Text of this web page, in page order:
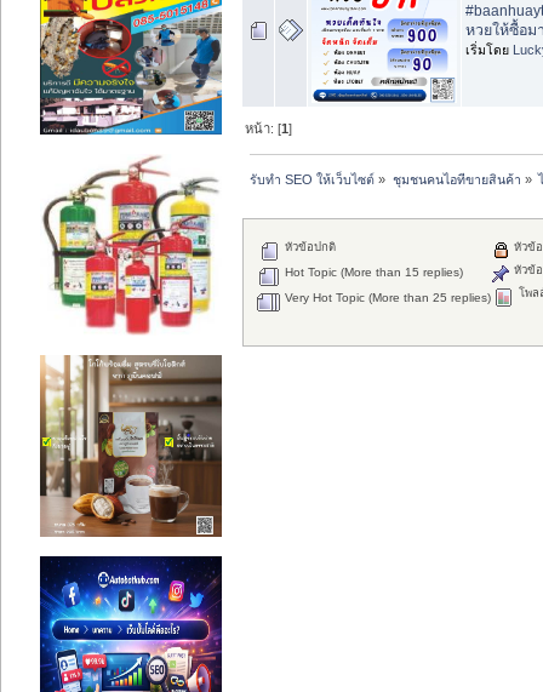
หวยให้ซื้อ
เริ่มโดย
หน้า: [1]
รับทำ SEO ให้เว็บไซต์ » ชุมชนคนไอทีขายสินค้า »
หัวข้อปกติ
Hot Topic (More than 15 replies)
Very Hot Topic (More than 25 replies)
หัวข้
หัวข้
โพล